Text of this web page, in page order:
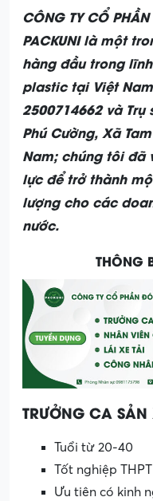
CÔNG TY CỔ
PACKUNIlà một
hàng đầu trong
plastic tại Việt
2500714662 và
Phú Cường, Xã
Nam; chúng tôi đã
lực để trở thành
lượng cho các
nước.
THÔNG
TRƯỞNG CA SẢN
Tuổi từ 20-40
Tốt nghiệp
Ưu tiên có kinh